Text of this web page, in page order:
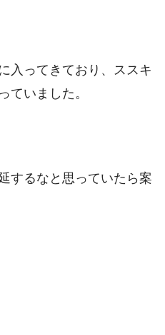
入ってきており、ススキ
ていました。
するなと思っていたら案